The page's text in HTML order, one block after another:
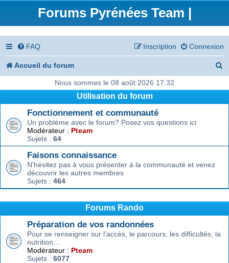
Forums Pyrénées Team |
FAQ Connexion
Inscription
Accueil du forum
e
Nous sommes le 08 août 2026 17:32
Utilisation du forum
Fonctionnement et communauté
Un problème avec le forum? Posez vos questions ici
Modérateur : Pteam
Sujets : 64
Faisons connaissance
N'hésitez pas à vous présenter à la communauté et venez
découvrir les autres membres
Sujets : 464
Forums Rando
Préparation de vos randonnées
Pour se renseigner sur l’accès, le parcours, les difficultés, la
nutrition…
Modérateur : Pteam
Sujets : 6077